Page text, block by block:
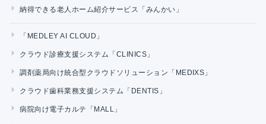
納得できる老人ホーム紹介サービス「みんかい」
「MEDLEY AI CLOUD」
クラウド診療支援システム「CLINICS」
調剤薬局向け統合型クラウドソリューション「MEDIXS」
クラウド歯科業務支援システム「DENTIS」
病院向け電子カルテ「MALL」